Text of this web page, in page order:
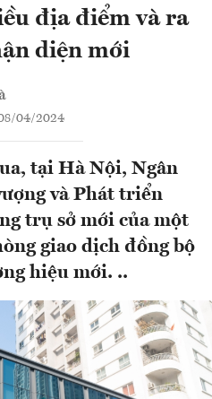
địa điểm và ra
diện mới
04/2024
tại Hà Nội, Ngân
và Phát triển
trụ sở mới của một
giao dịch đồng bộ
hiệu mới. ..